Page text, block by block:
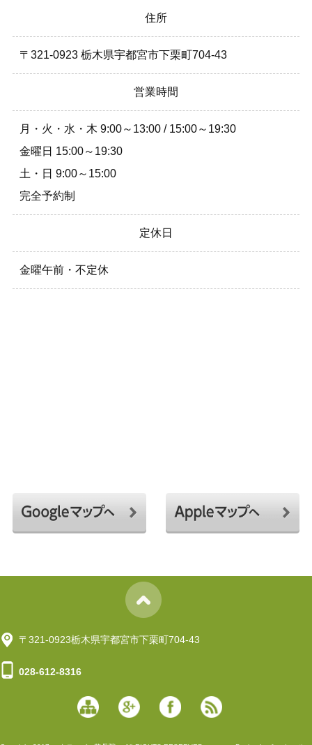
住所
〒321-0923 栃木県宇都宮市下栗町704-43
営業時間
月・火・水・木 9:00～13:00 / 15:00～19:30
金曜日 15:00～19:30
土・日 9:00～15:00
完全予約制
定休日
金曜午前・不定休
〒321-0923栃木県宇都宮市下栗町704-43
028-612-8316